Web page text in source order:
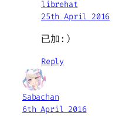
librehat
25th April 2016
已加:)
Reply
Sabachan
6th April 2016